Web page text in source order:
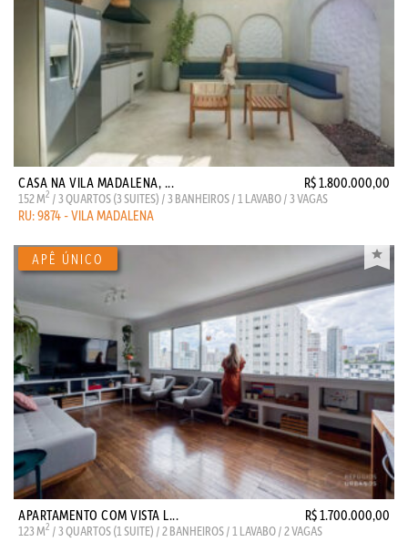
CASA NA VILA MADALENA, ... R$ 1.800.000,00
152 M2 / 3 QUARTOS (3 SUITES) / 3 BANHEIROS / 1 LAVABO / 3 VAGAS
RU: 9874 - VILA MADALENA
APARTAMENTO COM VISTA L... R$ 1.700.000,00
123 M2 / 3 QUARTOS (1 SUITE) / 2 BANHEIROS / 1 LAVABO / 2 VAGAS